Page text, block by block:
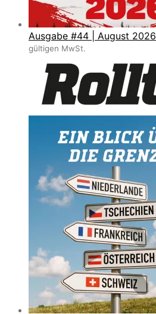
Ausgabe #44 | August 2026
gültigen MwSt.